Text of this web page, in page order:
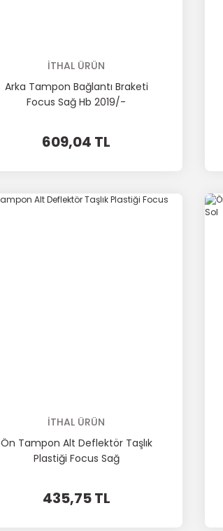
İTHAL ÜRÜN
Arka Tampon Bağlantı Braketi
Focus Sağ Hb 2019/-
609,04 TL
İTHAL ÜRÜN
Ön Tampon Alt Deflektör Taşlık
Plastiği Focus Sağ
435,75 TL